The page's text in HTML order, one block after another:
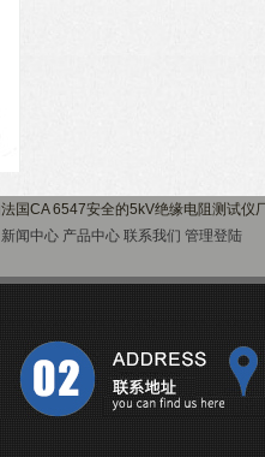
国CA 6547安全的5kV绝缘电阻测试仪
新闻中心 产品中心 联系我们 管理登陆